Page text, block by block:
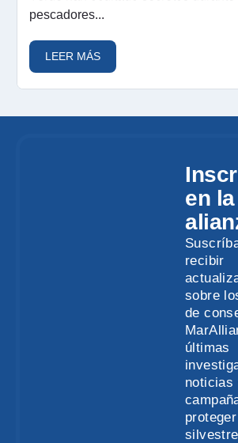
pescadores...
LEER MÁS
en la
recibir
sobre
de
últimas
noticias